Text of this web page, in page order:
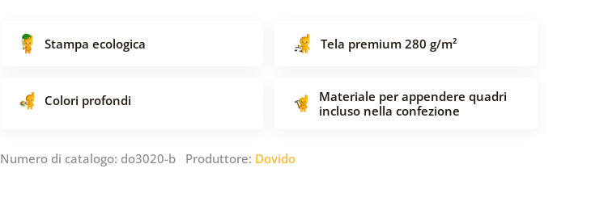
Stampa ecologica Tela premium 280 g/m²
Colori profondi
Materiale per appendere quadri
incluso nella confezione
Numero di catalogo: do3020-b Produttore: Dovido